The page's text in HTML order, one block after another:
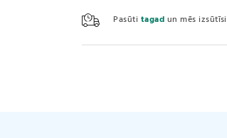
Weighted
Vest
10kg
Pasūti tagad un mēs